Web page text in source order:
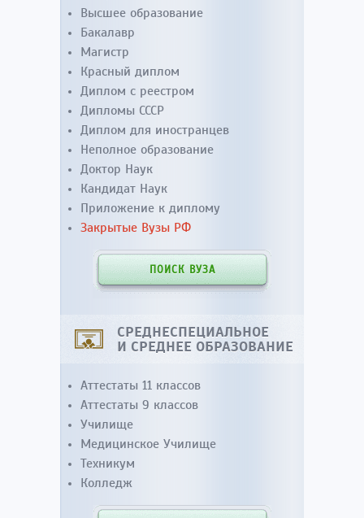
Высшее образование
Бакалавр
Магистр
Красный диплом
Диплом с реестром
Дипломы СССР
Диплом для иностранцев
Неполное образование
Доктор Наук
Кандидат Наук
Приложение к диплому
Закрытые Вузы РФ
ПОИСК ВУЗА
СРЕДНЕСПЕЦИАЛЬНОЕ
И СРЕДНЕЕ ОБРАЗОВАНИЕ
Аттестаты 11 классов
Аттестаты 9 классов
Училище
Медицинское Училище
Техникум
Колледж